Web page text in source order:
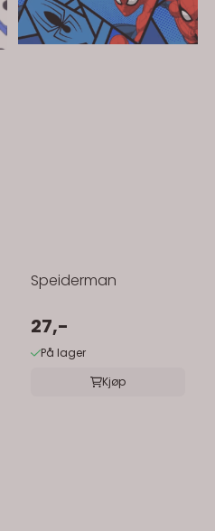
Speiderman
27,-
På lager
Kjøp